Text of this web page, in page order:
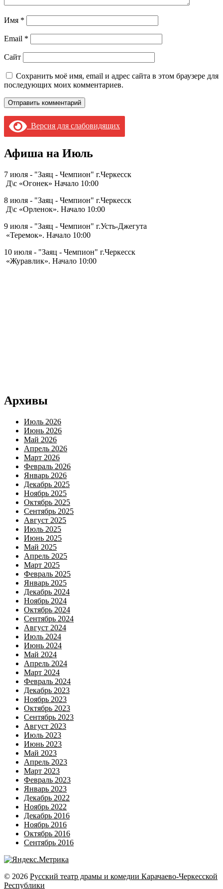
Имя *
Email *
Сайт
Сохранить моё имя, email и адрес сайта в этом браузере для
последующих моих комментариев.
Версия для слабовидящих
Афиша на Июль
7 июля - "Заяц - Чемпион" г.Черкесск
Д\с «Огонек» Начало 10:00
8 июля - "Заяц - Чемпион" г.Черкесск
Д\с «Орленок». Начало 10:00
9 июля - "Заяц - Чемпион" г.Усть-Джегута
«Теремок». Начало 10:00
10 июля - "Заяц - Чемпион" г.Черкесск
«Журавлик». Начало 10:00
Архивы
Июль 2026
Июнь 2026
Май 2026
Апрель 2026
Март 2026
Февраль 2026
Январь 2026
Декабрь 2025
Ноябрь 2025
Октябрь 2025
Сентябрь 2025
Август 2025
Июль 2025
Июнь 2025
Май 2025
Апрель 2025
Март 2025
Февраль 2025
Январь 2025
Декабрь 2024
Ноябрь 2024
Октябрь 2024
Сентябрь 2024
Август 2024
Июль 2024
Июнь 2024
Май 2024
Апрель 2024
Март 2024
Февраль 2024
Декабрь 2023
Ноябрь 2023
Октябрь 2023
Сентябрь 2023
Август 2023
Июль 2023
Июнь 2023
Май 2023
Апрель 2023
Март 2023
Февраль 2023
Январь 2023
Декабрь 2022
Ноябрь 2022
Декабрь 2016
Ноябрь 2016
Октябрь 2016
Сентябрь 2016
© 2026 Русский театр драмы и комедии Карачаево-Черкесской
Республики